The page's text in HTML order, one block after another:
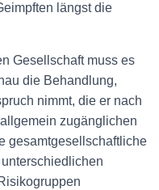
längst die
Gesellschaft muss es
die Behandlung,
nimmt, die er nach
zugänglichen
gesamtgesellschaftliche